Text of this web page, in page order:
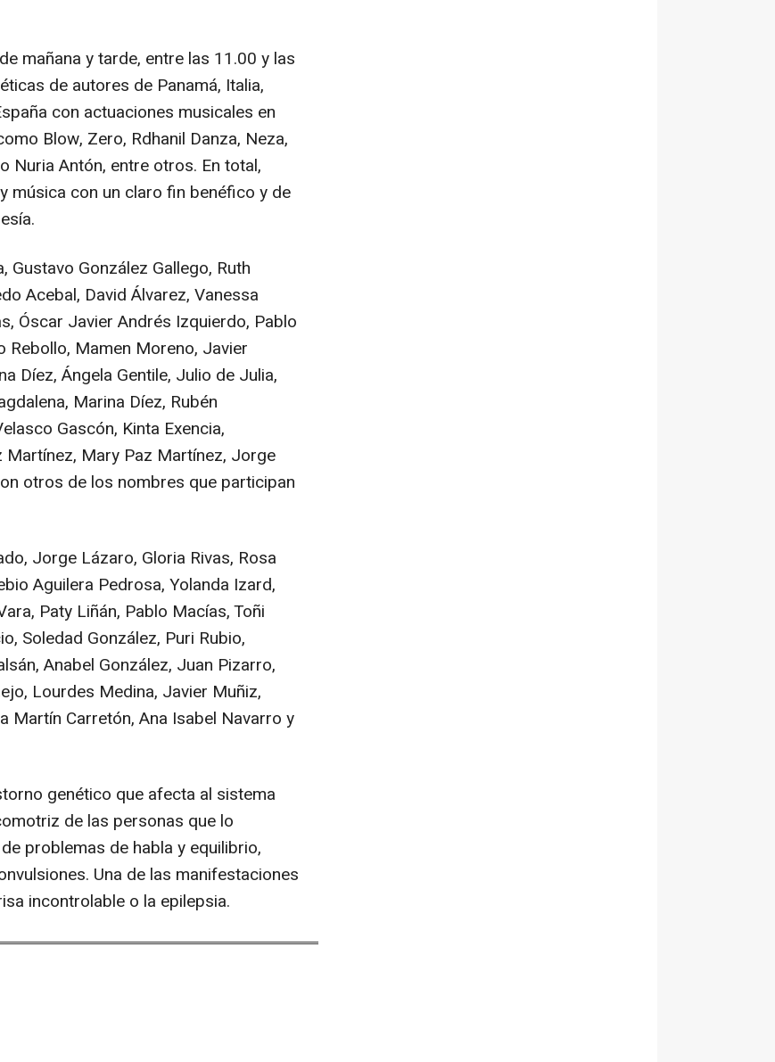
mañana y tarde, entre las 11.00 y las
de autores de Panamá, Italia,
con actuaciones musicales en
Blow, Zero, Rdhanil Danza, Neza,
Nuria Antón, entre otros. En total,
música con un claro fin benéfico y de
Gustavo González Gallego, Ruth
Acebal, David Álvarez, Vanessa
Óscar Javier Andrés Izquierdo, Pablo
Rebollo, Mamen Moreno, Javier
Díez, Ángela Gentile, Julio de Julia,
Marina Díez, Rubén
Gascón, Kinta Exencia,
Martínez, Mary Paz Martínez, Jorge
otros de los nombres que participan
Jorge Lázaro, Gloria Rivas, Rosa
Aguilera Pedrosa, Yolanda Izard,
Paty Liñán, Pablo Macías, Toñi
Soledad González, Puri Rubio,
Anabel González, Juan Pizarro,
Lourdes Medina, Javier Muñiz,
Martín Carretón, Ana Isabel Navarro y
genético que afecta al sistema
de las personas que lo
problemas de habla y equilibrio,
Una de las manifestaciones
incontrolable o la epilepsia.